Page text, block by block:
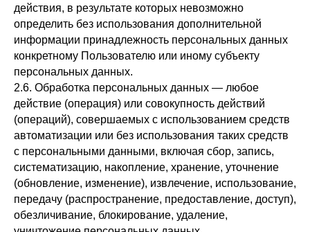
действия, в результате которых невозможно
определить без использования дополнительной
информации принадлежность персональных данных
конкретному Пользователю или иному субъекту
персональных данных.
2.6. Обработка персональных данных — любое
действие (операция) или совокупность действий
(операций), совершаемых с использованием средств
автоматизации или без использования таких средств
с персональными данными, включая сбор, запись,
систематизацию, накопление, хранение, уточнение
(обновление, изменение), извлечение, использование,
передачу (распространение, предоставление, доступ),
обезличивание, блокирование, удаление,